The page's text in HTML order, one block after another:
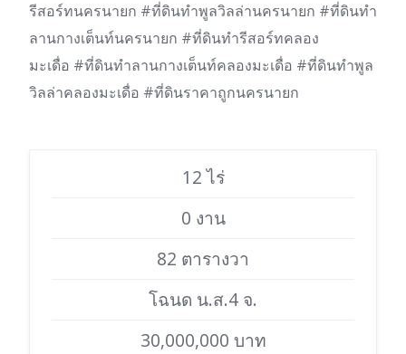
รีสอร์ทนครนายก #ที่ดินทำพูลวิลล่านครนายก #ที่ดินทำ
ลานกางเต็นท์นครนายก #ที่ดินทำรีสอร์ทคลอง
มะเดื่อ #ที่ดินทำลานกางเต็นท์คลองมะเดื่อ #ที่ดินทำพูล
วิลล่าคลองมะเดื่อ #ที่ดินราคาถูกนครนายก
12 ไร่
0 งาน
82 ตารางวา
โฉนด น.ส.4 จ.
30,000,000 บาท